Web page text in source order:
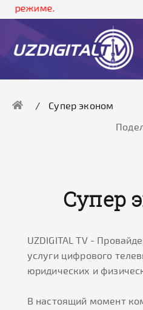
режиме.
Супер эконом
Супер
UZDIGITAL TV -
услуги цифрового
юридических и
В настоящий момент